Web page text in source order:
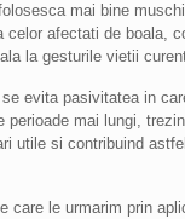
mai bine
celor afectati de boala,
la gesturile vietii
evita pasivitatea in
perioade mai lungi,
utile si contribuind
care le urmarim prin